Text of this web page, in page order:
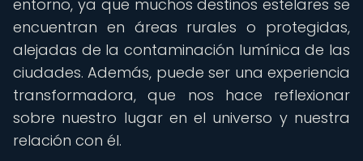
entorno, ya que muchos destinos estelares se
encuentran en áreas rurales o protegidas,
alejadas de la contaminación lumínica de las
ciudades. Además, puede ser una experiencia
transformadora, que nos hace reflexionar
sobre nuestro lugar en el universo y nuestra
relación con él.